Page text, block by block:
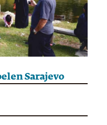
Sarajevo